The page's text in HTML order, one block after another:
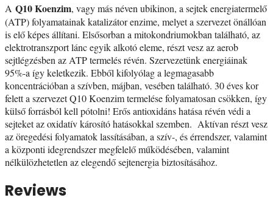
A Q10 Koenzim, vagy más néven ubikinon, a sejtek energiatermelő
(ATP) folyamatainak katalizátor enzime, melyet a szervezet önállóan
is elő képes állítani. Elsősorban a mitokondriumokban található, az
elektrotranszport lánc egyik alkotó eleme, részt vesz az aerob
sejtlégzésben az ATP termelés révén. Szervezetünk energiáinak
95%-a így keletkezik. Ebből kifolyólag a legmagasabb
koncentrációban a szívben, májban, vesében található. 30 éves kor
felett a szervezet Q10 Koenzim termelése folyamatosan csökken, így
külső forrásból kell pótolni! Erős antioxidáns hatása révén védi a
sejteket az oxidatív károsító hatásokkal szemben. Aktívan részt vesz
az öregedési folyamatok lassításában, a szív-, és érrendszer, valamint
a központi idegrendszer megfelelő működésében, valamint
nélkülözhetetlen az elegendő sejtenergia biztosításához.
Reviews